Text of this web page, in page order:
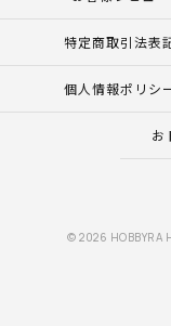
特定商取引法表
個人情報ポリシ
お
© 2026 HOBBYRA